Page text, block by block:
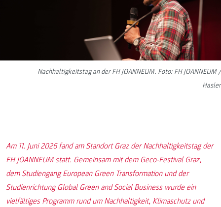
Nachhaltigkeitstag an der FH JOANNEUM. Foto: FH JOANNEUM /
Hasler
Am 11. Juni 2026 fand am Standort Graz der Nachhaltigkeitstag der
FH JOANNEUM statt. Gemeinsam mit dem Geco-Festival Graz,
dem Studiengang European Green Transformation und der
Studienrichtung Global Green and Social Business wurde ein
vielfältiges Programm rund um Nachhaltigkeit, Klimaschutz und